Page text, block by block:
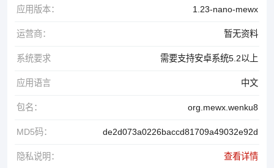
应用版本： 1.23-nano-mewx
运营商： 暂无资料
系统要求 需要支持安卓系统5.2以上
应用语言 中文
包名： org.mewx.wenku8
MD5码： de2d073a0226baccd81709a49032e92d
隐私说明： 查看详情